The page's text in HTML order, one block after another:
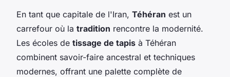
En tant que capitale de l'Iran, Téhéran est un
carrefour où la tradition rencontre la modernité.
Les écoles de tissage de tapis à Téhéran
combinent savoir-faire ancestral et techniques
modernes, offrant une palette complète de